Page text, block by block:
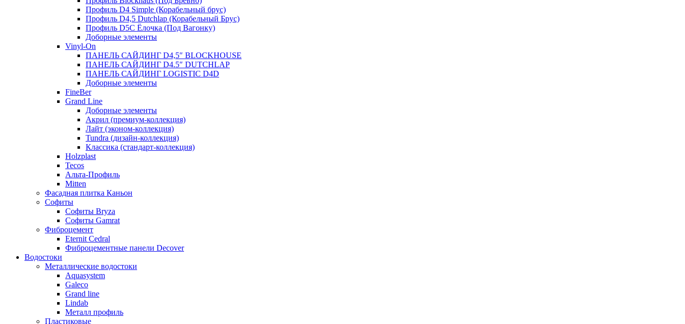
Профиль D4 Simple (Корабельный брус)
Профиль D4,5 Dutchlap (Корабельный Брус)
Профиль D5C Ёлочка (Под Вагонку)
Доборные элементы
Vinyl-On
ПАНЕЛЬ САЙДИНГ D4,5″ BLOCKHOUSE
ПАНЕЛЬ САЙДИНГ D4.5″ DUTCHLAP
ПАНЕЛЬ САЙДИНГ LOGISTIC D4D
Доборные элементы
FineBer
Grand Line
Доборные элементы
Акрил (премиум-коллекция)
Лайт (эконом-коллекция)
Tundra (дизайн-коллекция)
Классика (стандарт-коллекция)
Holzplast
Tecos
Альта-Профиль
Mitten
Фасадная плитка Каньон
Софиты
Софиты Bryza
Софиты Gamrat
Фиброцемент
Eternit Cedral
Фиброцементные панели Decover
Водостоки
Металлические водостоки
Aquasystem
Galeco
Grand line
Lindab
Металл профиль
Пластиковые